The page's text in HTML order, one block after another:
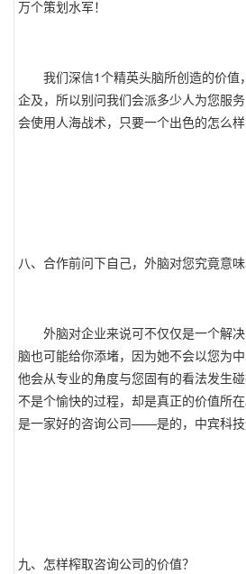
万个策划水军！
我们深信1个精英头脑所创造的价值
企及，所以别问我们会派多少人为您服
会使用人海战术，只要一个出色的怎么样
八、合作前问下自己，外脑对您究竟意味
外脑对企业来说可不仅仅是一个解决
脑也可能给你添堵，因为她不会以您为
他会从专业的角度与您固有的看法发生
不是个愉快的过程，却是真正的价值所
是一家好的咨询公司——是的，中宾科技
九、怎样榨取咨询公司的价值？